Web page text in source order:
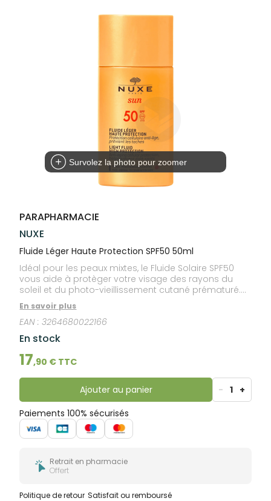
CHEVEUX
APPLICATION
Survolez la photo pour zoomer
PARAPHARMACIE
NUXE
Fluide Léger Haute Protection SPF50 50ml
Idéal pour les peaux mixtes, le Fluide Solaire SPF50
vous aide à protèger votre visage des rayons du
soleil et du photo-vieillissement cutané prématuré.
Secouez son format pocket* ultra-pratique avant
l'application pour délivrer une texture fluide et légère
à effet "peau nue". Résistante à l'eau, sa formule
préserve la peau de la déshydratation et sublime
votre bronzage. Son parfum d'évasion aux notes
d'Orange douce, de Tiaré et de Vanille est une
irrésistible invitation à profiter de l'été.
En savoir plus
EAN :3264680022166
En stock
17,90 € TTC
Ajouter au panier - 1 +
Paiements 100% sécurisés
Retrait en pharmacie
Offert
Politique de retour Satisfait ou remboursé